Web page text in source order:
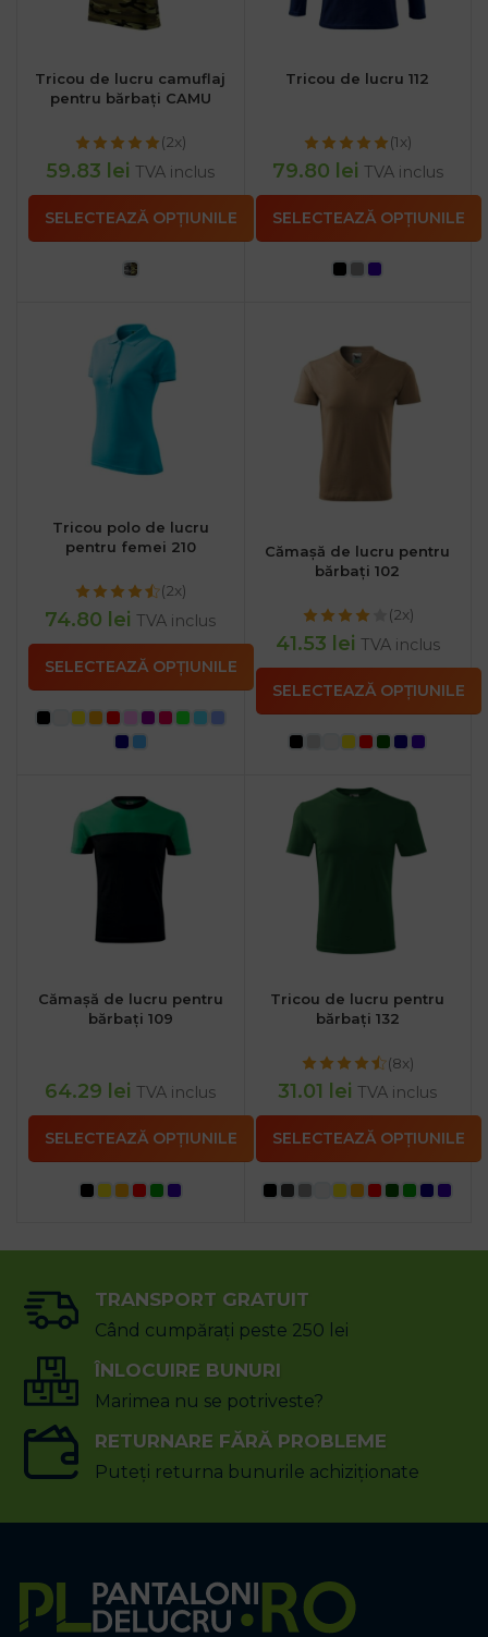
Tricou de lucru camuflaj
pentru bărbați CAMU
(2x)
59.83 lei TVA inclus
SELECTEAZĂ OPȚIUNILE
Tricou de lucru 112
(1x)
79.80 lei TVA inclus
SELECTEAZĂ OPȚIUNILE
Tricou polo de lucru
pentru femei 210
(2x)
74.80 lei TVA inclus
SELECTEAZĂ OPȚIUNILE
Cămașă de lucru pentru
bărbați 102
(2x)
41.53 lei TVA inclus
SELECTEAZĂ OPȚIUNILE
Cămașă de lucru pentru
bărbați 109
64.29 lei TVA inclus
SELECTEAZĂ OPȚIUNILE
Tricou de lucru pentru
bărbați 132
(8x)
31.01 lei TVA inclus
SELECTEAZĂ OPȚIUNILE
TRANSPORT GRATUIT
Când cumpărați peste 250 lei
ÎNLOCUIRE BUNURI
Marimea nu se potriveste?
RETURNARE FĂRĂ PROBLEME
Puteți returna bunurile achiziționate